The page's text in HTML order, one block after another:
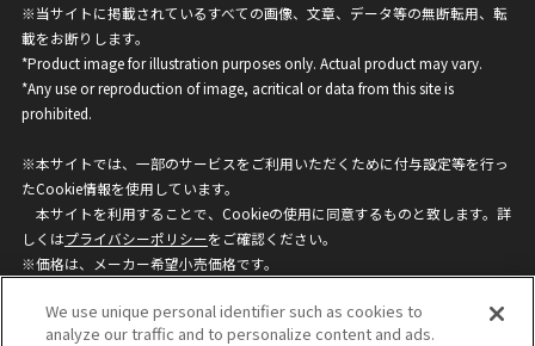
※当サイトに掲載されているすべての画像、文章、データ等の無断転用、転
載をお断りします。
*Product image for illustration purposes only. Actual product may vary.
*Any use or reproduction of image, acritical or data from this site is
prohibited.
※本サイトでは、一部のサービスをご利用いただくために付与設定等を行っ
たCookie情報を使用しています。
本サイトを利用することで、Cookieの使用に同意するものと致します。詳
しくはプライバシーポリシーをご確認ください。
※価格は、メーカー希望小売価格です。
ざいますのでご了承ください。
We use unique personal identifier such as cookies to
analyze our traffic and to personalize content and ads.